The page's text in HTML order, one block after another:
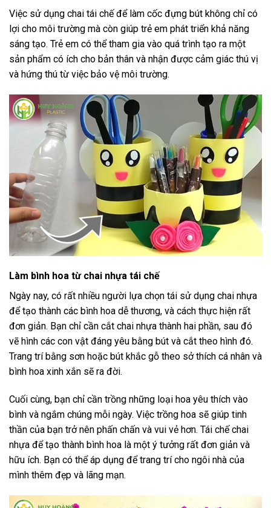
Việc sử dụng chai tái chế để làm cốc đựng bút không chỉ có
lợi cho môi trường mà còn giúp trẻ em phát triển khả năng
sáng tạo. Trẻ em có thể tham gia vào quá trình tạo ra một
sản phẩm có ích cho bản thân và nhận được cảm giác thú vị
và hứng thú từ việc bảo vệ môi trường.
Làm bình hoa từ chai nhựa tái chế
Ngày nay, có rất nhiều người lựa chọn tái sử dụng chai nhựa
để tạo thành các bình hoa dễ thương, và cách thực hiện rất
đơn giản. Bạn chỉ cần cắt chai nhựa thành hai phần, sau đó
vẽ hình các con vật đáng yêu bằng bút và cắt theo hình đó.
Trang trí bằng sơn hoặc bút khắc gỗ theo sở thích cá nhân và
bình hoa xinh xắn sẽ ra đời.
Cuối cùng, bạn chỉ cần trồng những loại hoa yêu thích vào
bình và ngắm chúng mỗi ngày. Việc trồng hoa sẽ giúp tinh
thần của bạn trở nên phấn chấn và vui vẻ hơn. Tái chế chai
nhựa để tạo thành bình hoa là một ý tưởng rất đơn giản và
hữu ích. Bạn có thể áp dụng để trang trí cho ngôi nhà của
mình thêm đẹp và lãng mạn.